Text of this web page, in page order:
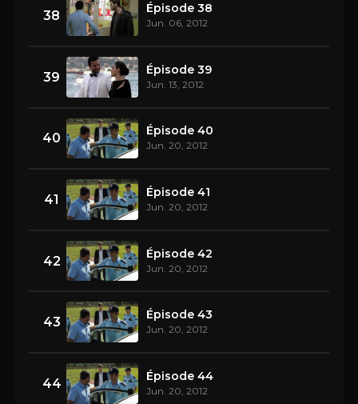
38 Épisode 38
Jun. 06, 2012
39 Épisode 39
Jun. 13, 2012
40 Épisode 40
Jun. 20, 2012
41 Épisode 41
Jun. 20, 2012
42 Épisode 42
Jun. 20, 2012
43 Épisode 43
Jun. 20, 2012
44 Épisode 44
Jun. 20, 2012